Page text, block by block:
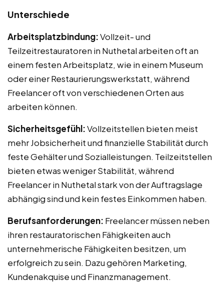
Unterschiede
Arbeitsplatzbindung:Vollzeit- und
Teilzeitrestauratoren in Nuthetal arbeiten oft an
einem festen Arbeitsplatz, wie in einem Museum
oder einer Restaurierungswerkstatt, während
Freelancer oft von verschiedenen Orten aus
arbeiten können.
Sicherheitsgefühl:Vollzeitstellen bieten meist
mehr Jobsicherheit und finanzielle Stabilität durch
feste Gehälter und Sozialleistungen. Teilzeitstellen
bieten etwas weniger Stabilität, während
Freelancer in Nuthetal stark von der Auftragslage
abhängig sind und kein festes Einkommen haben.
Berufsanforderungen: Freelancer müssen neben
ihren restauratorischen Fähigkeiten auch
unternehmerische Fähigkeiten besitzen, um
erfolgreich zu sein. Dazu gehören Marketing,
Kundenakquise und Finanzmanagement.